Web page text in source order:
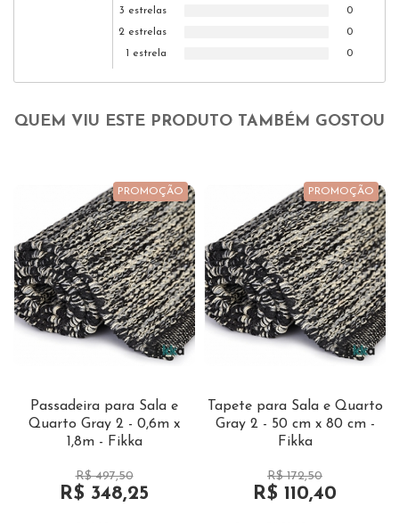
3 estrelas
0
2 estrelas
0
1 estrela
0
QUEM VIU ESTE PRODUTO TAMBÉM GOSTOU
PROMOÇÃO
Passadeira para Sala e
Quarto Gray 2 - 0,6m x
1,8m - Fikka
R$ 497,50
R$ 348,25
PROMOÇÃO
Tapete para Sala e Quarto
Gray 2 - 50 cm x 80 cm -
Fikka
R$ 172,50
R$ 110,40